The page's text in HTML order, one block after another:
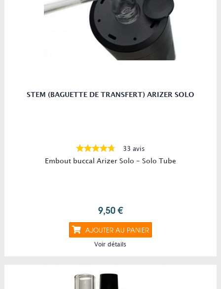
STEM (BAGUETTE DE TRANSFERT) ARIZER SOLO
33 avis
Embout buccal Arizer Solo - Solo Tube
9,50 €
AJOUTER AU PANIER
Voir détails